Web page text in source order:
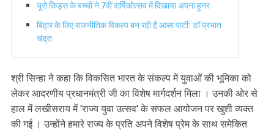
यूरो किड्स के बच्चों ने 7वीं वार्षिकोत्सव में दिखाया अपना हुनर
बिहार के लिए राजनीतिक विकल्प बन रही है आसा पार्टी: डॉ प्रभात
चंद्रा
श्री सिन्हा ने कहा कि विकसित भारत के संकल्प में युवाओं की भूमिका को
लेकर आदरणीय प्रधानमंत्री जी का विशेष मार्गदर्शन मिला । उनकी ओर से
हाल में लखीसराय में 'राज्य युवा उत्सव' के सफल आयोजन पर खुशी व्यक्त
की गई । उन्होंने हमारे राज्य के प्रति अपने विशेष प्रेम के साथ समेकित